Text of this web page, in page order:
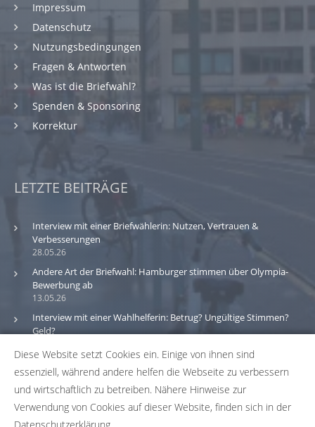
Impressum
Datenschutz
Nutzungsbedingungen
Fragen & Antworten
Was ist die Briefwahl?
Spenden & Sponsoring
Korrektur
LETZTE BEITRÄGE
28.05.26
Interview mit einer Briefwählerin: Nutzen, Vertrauen &
Verbesserungen
13.05.26
Andere Art der Briefwahl: Hamburger stimmen über Olympia-
Bewerbung ab
Interview mit einer Wahlhelferin: Betrug? Ungültige Stimmen?
Geld?
Bitte beachte: Wir versuchen alle Daten und Informationen
zu den Wahlbüros in unserer Datenbank so aktuell wie
möglich zu halten. Solltest du einen Fehler in unserer
Diese Website setzt Cookies ein. Einige von ihnen sind
essenziell, während andere helfen die Webseite zu verbessern
und wirtschaftlich zu betreiben. Nähere Hinweise zur
Verwendung von Cookies auf dieser Website, finden sich in der